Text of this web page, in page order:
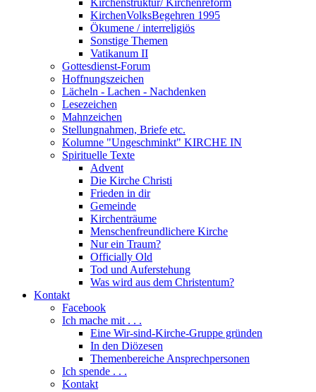
Kirchenstruktur/ Kirchenreform
KirchenVolksBegehren 1995
Ökumene / interreligiös
Sonstige Themen
Vatikanum II
Gottesdienst-Forum
Hoffnungszeichen
Lächeln - Lachen - Nachdenken
Lesezeichen
Mahnzeichen
Stellungnahmen, Briefe etc.
Kolumne "Ungeschminkt" KIRCHE IN
Spirituelle Texte
Advent
Die Kirche Christi
Frieden in dir
Gemeinde
Kirchenträume
Menschenfreundlichere Kirche
Nur ein Traum?
Officially Old
Tod und Auferstehung
Was wird aus dem Christentum?
Kontakt
Facebook
Ich mache mit . . .
Eine Wir-sind-Kirche-Gruppe gründen
In den Diözesen
Themenbereiche Ansprechpersonen
Ich spende . . .
Kontakt